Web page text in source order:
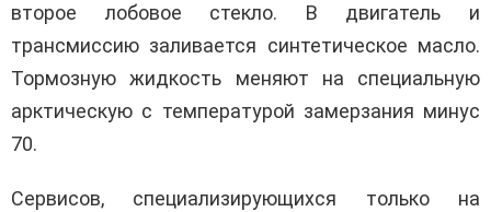
второе лобовое стекло. В двигатель и
трансмиссию заливается синтетическое масло.
Тормозную жидкость меняют на специальную
арктическую с температурой замерзания минус
70.
Сервисов, специализирующихся только на